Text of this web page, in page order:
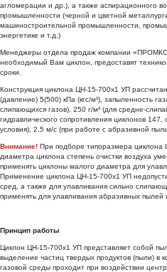
агломерации и др.), а также аспирационного
промышленности (черной и цветной
машиностроительной промышленности,
энергетике и т.д.)
Менеджеры отдела продаж компании
необходимый Вам циклон, предоставят
сроки.
Конструкция циклона ЦН-15-700х1 УП
(давление) 5(500) кПа (кгс/м²), запыленность
слипающихся газов), 250 г/м³ (для средне-
гидравлического сопротивления циклонов
условия), 2,5 м/с (при работе с абразивной
Внимание! При подборе типоразмера циклона
диаметра циклона степень очистки воздуха
применять циклоны малого диаметра для
Применение циклона ЦН-15-700х1 УП
сред, а также для улавливания сильно
применять для улавливания абразивных пылей
Принцип работы
Циклон ЦН-15-700х1 УП представляет собой
выделение частиц твердых продуктов (пыли) в
газовой среды проходит при воздействии